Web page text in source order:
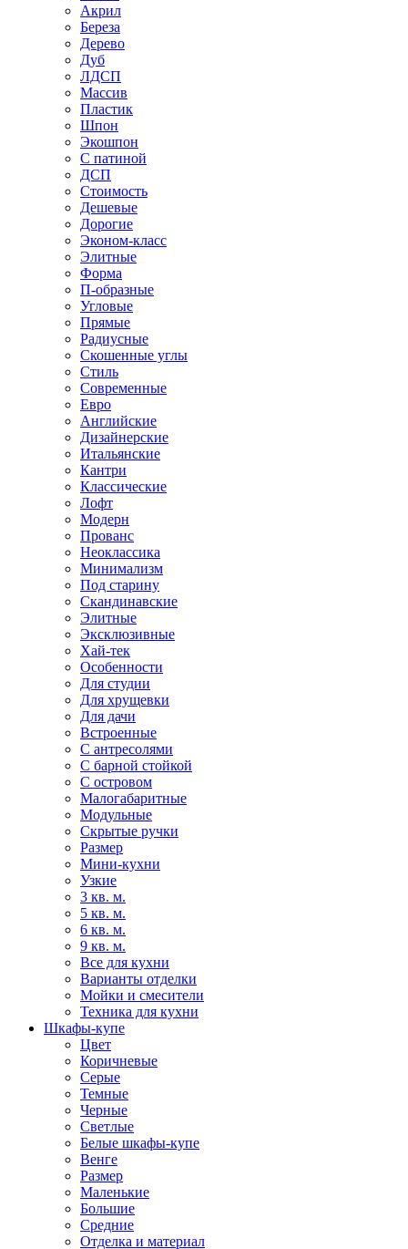
Акрил
Береза
Дерево
Дуб
ЛДСП
Массив
Пластик
Шпон
Экошпон
С патиной
ДСП
Стоимость
Дешевые
Дорогие
Эконом-класс
Элитные
Форма
П-образные
Угловые
Прямые
Радиусные
Скошенные углы
Стиль
Современные
Евро
Английские
Дизайнерские
Итальянские
Кантри
Классические
Лофт
Модерн
Прованс
Неоклассика
Минимализм
Под старину
Скандинавские
Элитные
Эксклюзивные
Хай-тек
Особенности
Для студии
Для хрущевки
Для дачи
Встроенные
С антресолями
С барной стойкой
С островом
Малогабаритные
Модульные
Скрытые ручки
Размер
Мини-кухни
Узкие
3 кв. м.
5 кв. м.
6 кв. м.
9 кв. м.
Все для кухни
Варианты отделки
Мойки и смесители
Техника для кухни
Шкафы-купе
Цвет
Коричневые
Серые
Темные
Черные
Светлые
Белые шкафы-купе
Венге
Размер
Маленькие
Большие
Средние
Отделка и материал